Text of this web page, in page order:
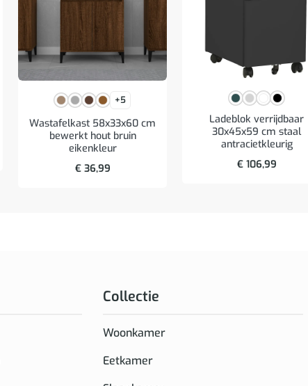
+5
Wastafelkast 58x33x60 cm
bewerkt hout bruin
eikenkleur
€36,99
Ladeblok verrijdbaar
30x45x59 cm staal
antracietkleurig
€106,99
Collectie
Woonkamer
Eetkamer